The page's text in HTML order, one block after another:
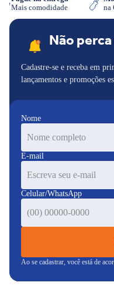
Mais comodidade
Não
Cadastre-se e receba em
lançamentos e promoções
Nome
E-mail
Celular/WhatsApp
Ao se cadastrar, você está de